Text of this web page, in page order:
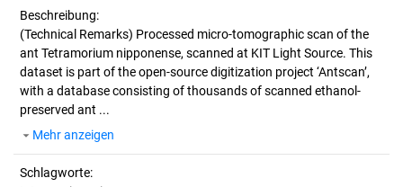
Beschreibung:
(Technical Remarks) Processed micro-tomographic scan of the
ant Tetramorium nipponense, scanned at KIT Light Source. This
dataset is part of the open-source digitization project ‘Antscan’,
with a database consisting of thousands of scanned ethanol-
preserved ant ...
Mehr anzeigen
Schlagworte: